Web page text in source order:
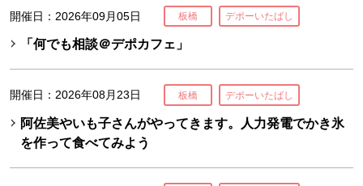
開催日：2026年09月05日 板橋 デポーいたばし
「何でも相談＠デポカフェ」
開催日：2026年08月23日 板橋 デポーいたばし
阿佐美やいも子さんがやってきます。人力発電でかき氷
を作って食べてみよう